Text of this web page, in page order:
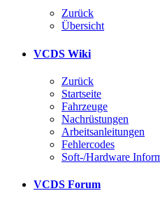
Zurück
Übersicht
VCDS Wiki
Zurück
Startseite
Fahrzeuge
Nachrüstungen
Arbeitsanleitungen
Fehlercodes
Soft-/Hardware
VCDS Forum